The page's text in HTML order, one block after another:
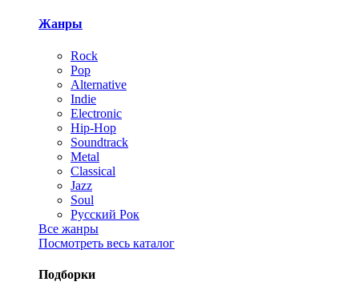
Жанры
Rock
Pop
Alternative
Indie
Electronic
Hip-Hop
Soundtrack
Metal
Classical
Jazz
Soul
Русский Рок
Все жанры
Посмотреть весь каталог
Подборки